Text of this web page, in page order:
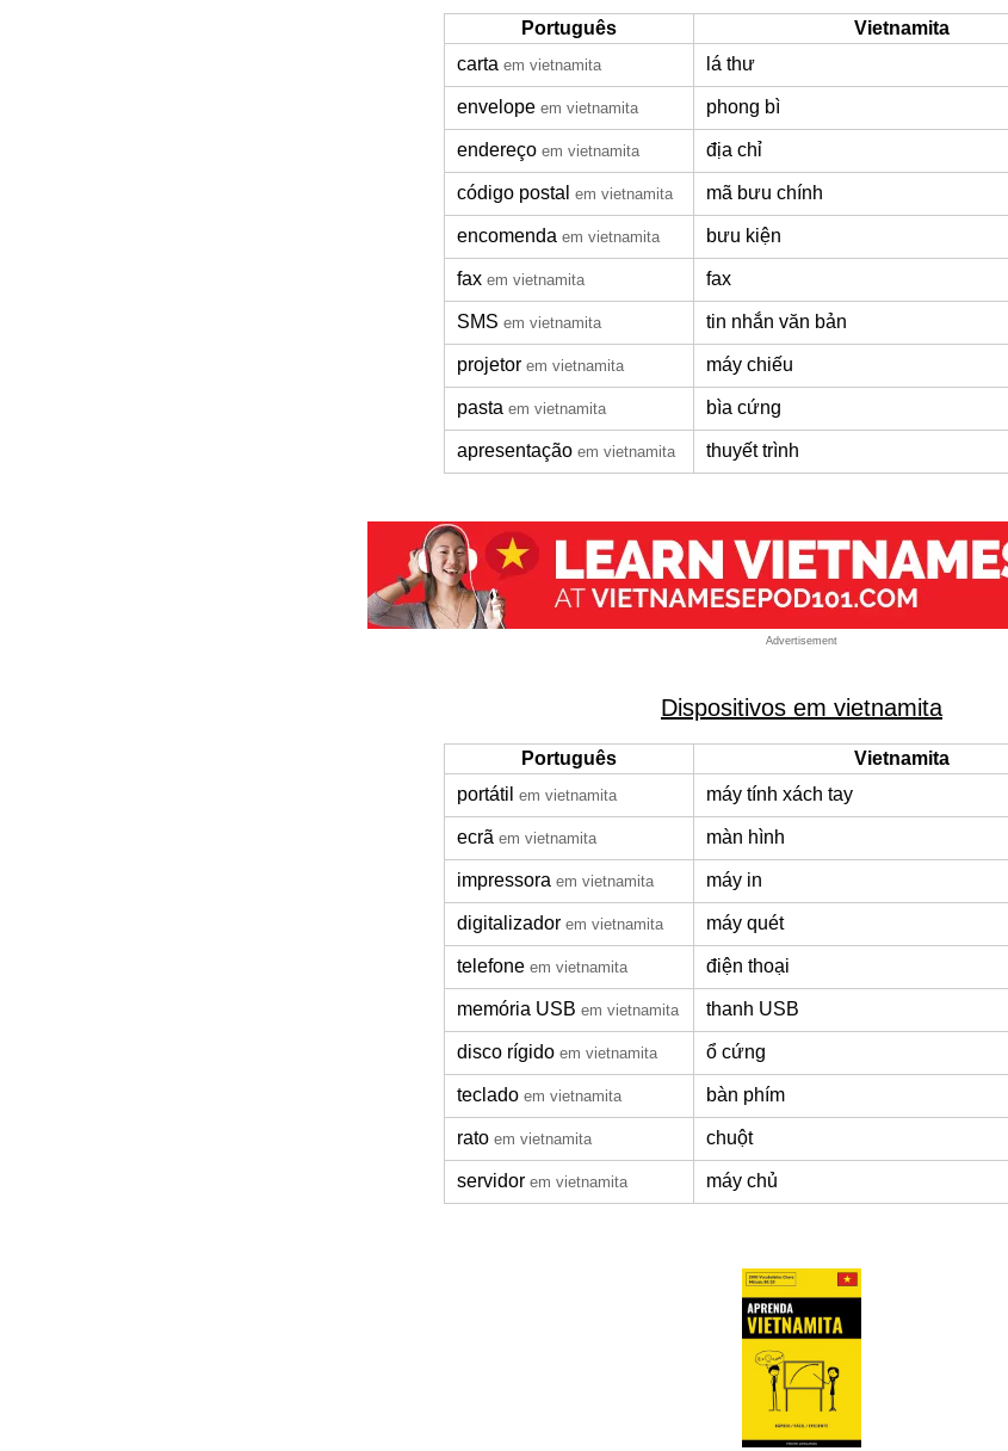
Português
Vietnamita
carta em vietnamita lá thư
envelope em vietnamita phong bì
endereço em vietnamita địa chỉ
código postal em vietnamita mã bưu chính
encomenda em vietnamita bưu kiện
fax em vietnamita fax
SMS em vietnamita tin nhắn văn bản
projetor em vietnamita máy chiếu
pasta em vietnamita bìa cứng
apresentação em vietnamita thuyết trình
Advertisement
Dispositivos em vietnamita
Português
Vietnamita
portátil em vietnamita máy tính xách tay
ecrã em vietnamita màn hình
impressora em vietnamita máy in
digitalizador em vietnamita máy quét
telefone em vietnamita điện thoại
memória USB em vietnamita thanh USB
disco rígido em vietnamita ổ cứng
teclado em vietnamita bàn phím
rato em vietnamita chuột
servidor em vietnamita máy chủ